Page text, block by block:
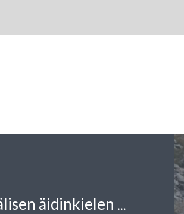
Vapaassa sanassa Kansainvälisen äidinkielen päivän merkityksestä